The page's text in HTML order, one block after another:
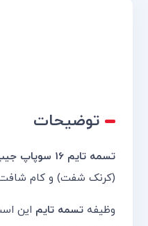
توضیحات
تسمه تایم 16 سوپاپ جیپ صحرا
(کرنک شفت) و کام
وظیفه تسمه تایم این